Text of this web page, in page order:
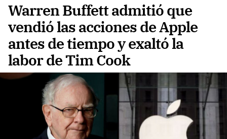
Warren Buffett admitió que
vendió las acciones de Apple
antes de tiempo y exaltó la
labor de Tim Cook